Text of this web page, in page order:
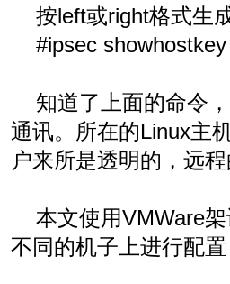
按left或right格式生
#ipsec showhostkey
知道了上面的命令，
通讯。所在的Linux主
户来所是透明的，远
本文使用VMWare架
不同的机子上进行配